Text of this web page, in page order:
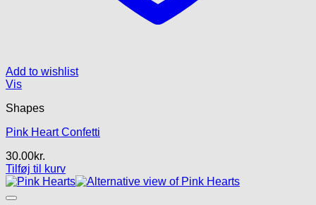
Add to wishlist
Vis
Shapes
Pink Heart Confetti
30.00kr.
Tilføj til kurv